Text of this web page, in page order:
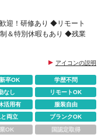
迎！研修あり ◆リモート
＆特別休暇もあり ◆残業
アイコンの説明
卒OK
学歴不問
なし
リモートOK
活用有
服装自由
両立
ブランクOK
OK 国認定取得